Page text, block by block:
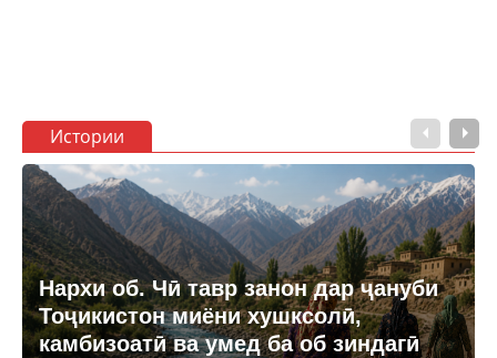
Истории
Нархи об. Чӣ тавр занон дар ҷануби
Тоҷикистон миёни хушксолӣ,
камбизоатӣ ва умед ба об зиндагӣ